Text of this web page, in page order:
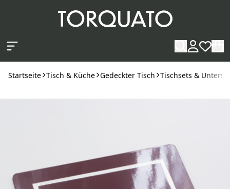
Startseite Tisch & Küche Gedeckter Tisch Tischsets &